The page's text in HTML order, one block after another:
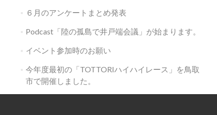
６月のアンケートまとめ発表
Podcast「陸の孤島で井戸端会議」が始まります。
イベント参加時のお願い
今年度最初の「TOTTORIハイハイレース」を鳥取
市で開催しました。